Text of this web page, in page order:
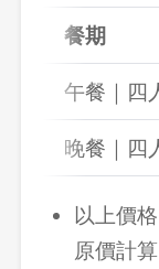
餐期
午餐｜四
晚餐｜四
以上價
原價計算